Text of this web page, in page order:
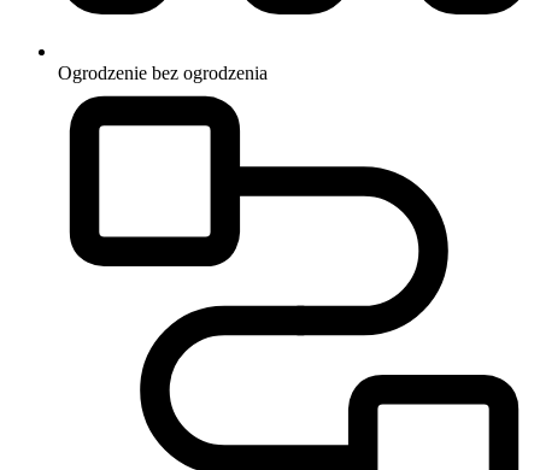
Ogrodzenie bez ogrodzenia